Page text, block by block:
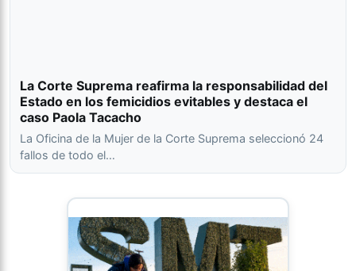
La Corte Suprema reafirma la responsabilidad del
Estado en los femicidios evitables y destaca el
caso Paola Tacacho
La Oficina de la Mujer de la Corte Suprema seleccionó 24
fallos de todo el…